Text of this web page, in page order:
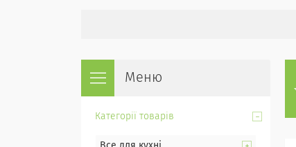
Категорії товарів